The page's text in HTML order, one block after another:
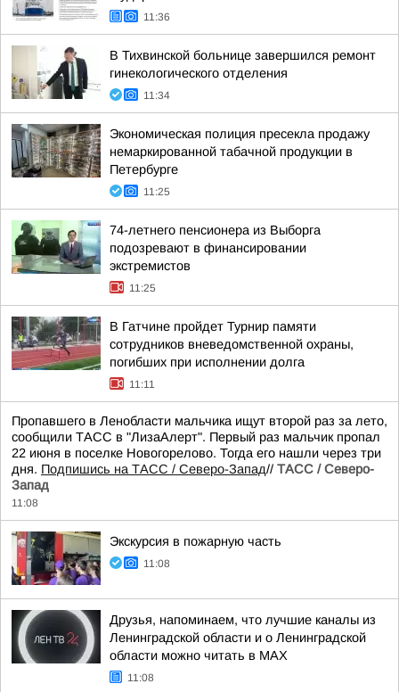
11:36
В Тихвинской больнице завершился ремонт
гинекологического отделения
11:34
Экономическая полиция пресекла продажу
немаркированной табачной продукции в
Петербурге
11:25
74-летнего пенсионера из Выборга
подозревают в финансировании
экстремистов
11:25
В Гатчине пройдет Турнир памяти
сотрудников вневедомственной охраны,
погибших при исполнении долга
11:11
Пропавшего в Ленобласти мальчика ищут второй раз за лето,
сообщили ТАСС в "ЛизаАлерт". Первый раз мальчик пропал
22 июня в поселке Новогорелово. Тогда его нашли через три
дня. Подпишись на ТАСС / Северо-Запад// ТАСС / Северо-
Запад
11:08
Экскурсия в пожарную часть
11:08
Друзья, напоминаем, что лучшие каналы из
Ленинградской области и о Ленинградской
области можно читать в MAX
11:08